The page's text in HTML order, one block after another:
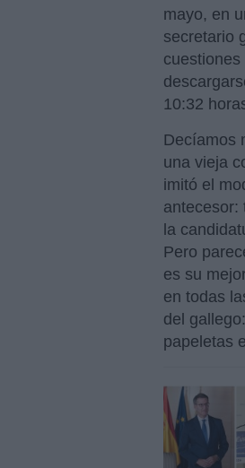
mayo, en
secretario
10:32
Decíamos
una vieja
imitó el
antecesor:
la
Pero
es su
en todas
del
papeletas